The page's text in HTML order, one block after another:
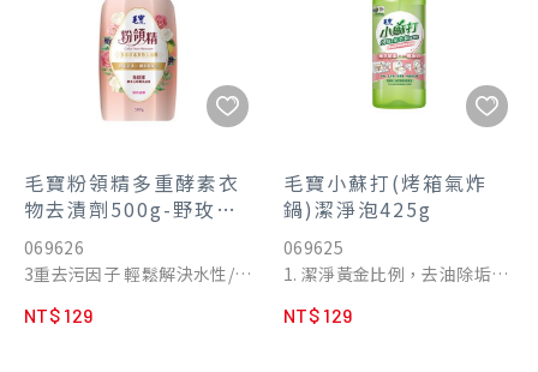
毛寶粉領精多重酵素衣
物去漬劑500g-野玫香
檸
069626
3重去污因子 輕鬆解決水性/油
微米解垢泡 免搓揉 好去污
NT$ 129
毛寶小蘇打(烤箱氣炸
鍋)潔淨泡425g
069625
1. 潔淨黃金比例，去油除垢：
來源去垢成分，專為廚房料理
NT$ 129